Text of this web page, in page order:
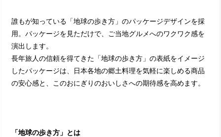
誰もが知っている「地球の歩き方」のパッケージデザインを採
用。パッケージを見ただけで、ご当地グルメへのワクワク感を
演出します。
長年旅人の信頼を得てきた「地球の歩き方」の表紙をイメージ
したパッケージは、日本各地の郷土料理を気軽に楽しめる商品
の安心感と、このおにぎりのおいしさへの期待感を高めます。
「地球の歩き方」とは